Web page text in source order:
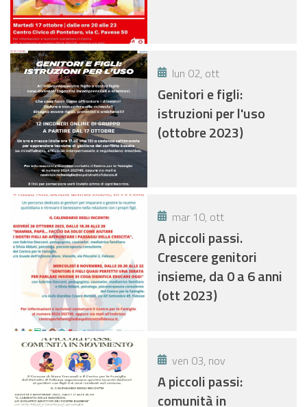
lun 02, ott
Genitori e figli:
istruzioni per l'uso
(ottobre 2023)
mar 10, ott
A piccoli passi.
Crescere genitori
insieme, da 0 a 6 anni
(ott 2023)
ven 03, nov
A piccoli passi:
comunità in